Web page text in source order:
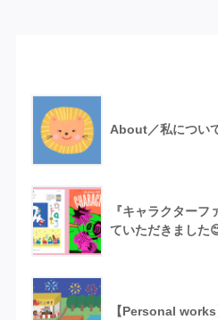
About／私につい
『キャラクター
ていただきました
【Personal